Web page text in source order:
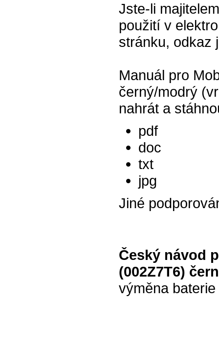
Jste-li
použití v
stránku, odkaz
Manuál pro
černý/modrý
nahrát a
pdf
doc
txt
jpg
Jiné
Český návod
(002Z7T6)
výměna